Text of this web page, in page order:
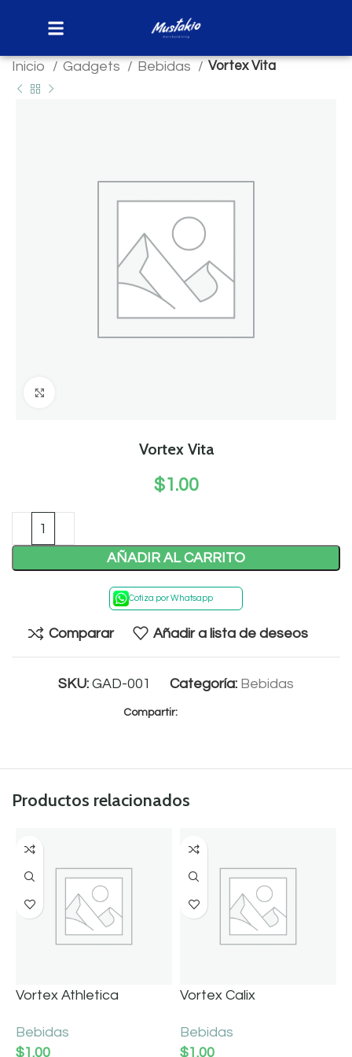
Inicio Gadgets Bebidas Vortex Vita
Vortex Vita
$1.00
AÑADIR AL CARRITO
Cotiza por Whatsapp
Comparar Añadir a lista de deseos
SKU: GAD-001 Categoría: Bebidas
Compartir:
Productos relacionados
Vortex Athletica
Bebidas
$1.00
Vortex Calix
Bebidas
$1.00